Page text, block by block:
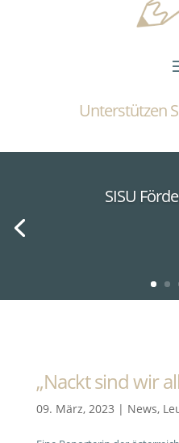
Unterstützen
SISU
„Nackt sind wir
09. März, 2023 | News,